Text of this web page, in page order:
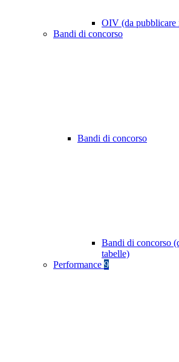
OIV (da pubblicare
Bandi di concorso
Bandi di concorso
Bandi di concorso
tabelle)
Performance 9